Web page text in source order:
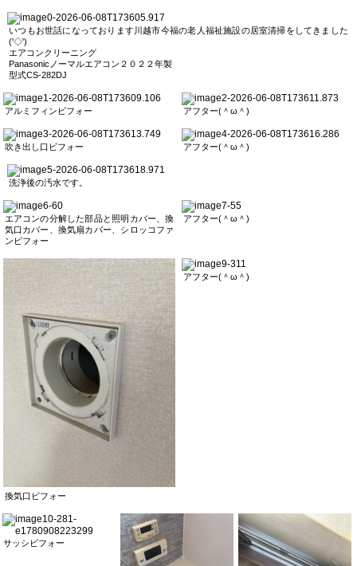
いつもお世話になっております川越市今福の老人福祉施設の居室清掃をしてきました
('◇')ゞ
エアコンクリーニング
Panasonicノーマルエアコン２０２２年製
型式CS-282DJ
アルミフィンビフォー アフター(＾ω＾)
吹き出し口ビフォー アフター(＾ω＾)
洗浄後の汚水です。
エアコンの分解した部品と照明カバー、換
気口カバー、換気扇カバー、シロッコファ
ンビフォー
アフター(＾ω＾)
換気口ビフォー
アフター(＾ω＾)
サッシビフォー